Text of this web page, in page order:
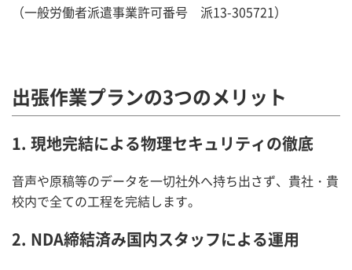
（一般労働者派遣事業許可番号 派13-305721）
出張作業プランの3つのメリット
1. 現地完結による物理セキュリティの徹底
音声や原稿等のデータを一切社外へ持ち出さず、貴社・貴
校内で全ての工程を完結します。
2. NDA締結済み国内スタッフによる運用